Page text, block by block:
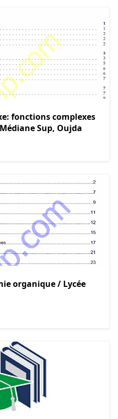
fonctions complexes
Sup, Oujda
organique / Lycée